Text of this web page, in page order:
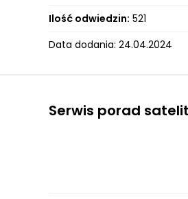
Ilość odwiedzin: 521
Data dodania: 24.04.2024
Serwis porad